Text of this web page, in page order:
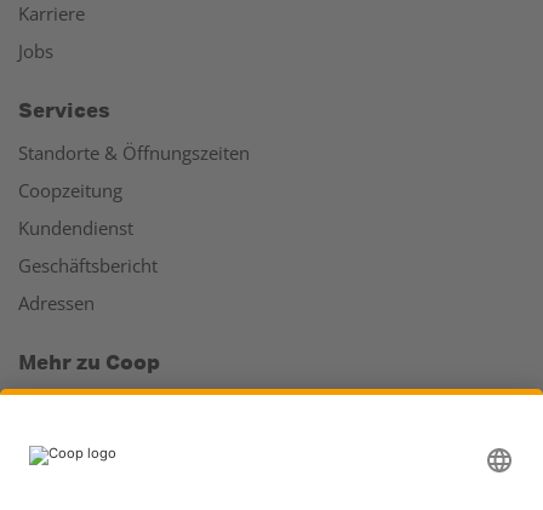
Karriere
Jobs
Services
Standorte & Öffnungszeiten
Coopzeitung
Kundendienst
Geschäftsbericht
Adressen
Mehr zu Coop
Läden & Services